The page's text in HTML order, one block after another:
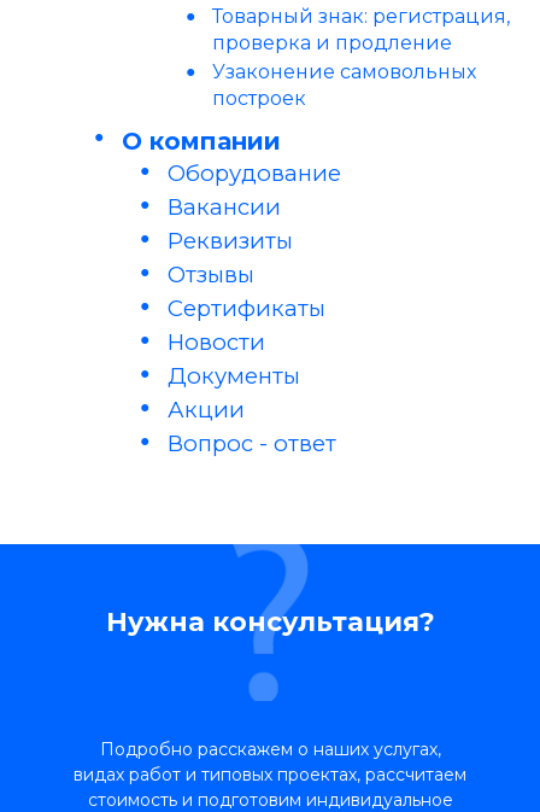
Товарный знак: регистрация,
проверка и продление
Узаконение самовольных
построек
О компании
Оборудование
Вакансии
Реквизиты
Отзывы
Сертификаты
Новости
Документы
Акции
Вопрос - ответ
Нужна консультация?
Подробно расскажем о наших услугах,
видах работ и типовых проектах, рассчитаем
стоимость и подготовим индивидуальное